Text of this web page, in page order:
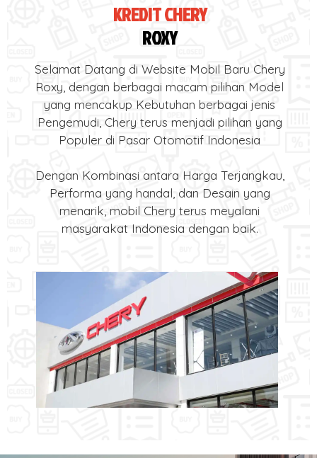
KREDIT CHERY
ROXY
Selamat Datang di Website Mobil Baru Chery
Roxy, dengan berbagai macam pilihan Model
yang mencakup Kebutuhan berbagai jenis
Pengemudi, Chery terus menjadi pilihan yang
Populer di Pasar Otomotif Indonesia
Dengan Kombinasi antara Harga Terjangkau,
Performa yang handal, dan Desain yang
menarik, mobil Chery terus meyalani
masyarakat Indonesia dengan baik.